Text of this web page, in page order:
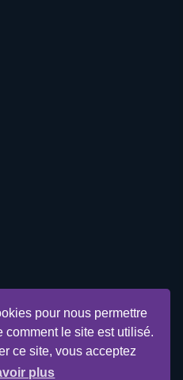
pour nous permettre
comment le site est utilisé.
ce site, vous acceptez
plus